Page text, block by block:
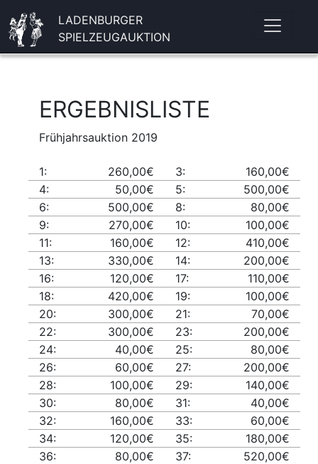
LADENBURGER
SPIELZEUGAUKTION
ERGEBNISLISTE
Frühjahrsauktion 2019
1: 260,00€ 3:
160,00€
4:
50,00€ 5:
500,00€
6:
500,00€ 8:
80,00€
9:
270,00€ 10:
100,00€
11:
160,00€ 12:
410,00€
13:
330,00€ 14:
200,00€
16:
120,00€ 17:
110,00€
18:
420,00€ 19:
100,00€
20:
300,00€ 21:
70,00€
22:
300,00€ 23:
200,00€
24:
40,00€ 25:
80,00€
26:
60,00€ 27:
200,00€
28:
100,00€ 29:
140,00€
30:
80,00€ 31:
40,00€
32:
160,00€ 33:
60,00€
34:
120,00€ 35:
180,00€
36:
80,00€ 37:
520,00€